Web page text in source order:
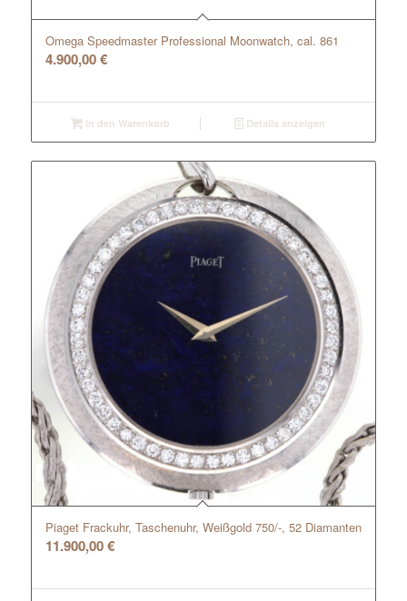
Omega Speedmaster Professional Moonwatch, cal. 861
4.900,00€
In den Warenkorb Details anzeigen
Piaget Frackuhr, Taschenuhr, Weißgold 750/-, 52 Diamanten
11.900,00€